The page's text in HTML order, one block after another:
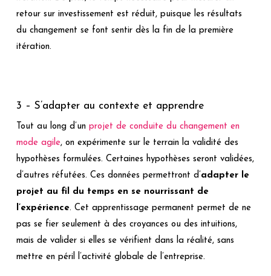
retour sur investissement est réduit, puisque les résultats
du changement se font sentir dès la fin de la première
itération.
3 – S’adapter au contexte et apprendre
Tout au long d’un projet de conduite du changement en
mode agile, on expérimente sur le terrain la validité des
hypothèses formulées. Certaines hypothèses seront validées,
d’autres réfutées. Ces données permettront d’ adapter le
projet au fil du temps en se nourrissant de
l’expérience. Cet apprentissage permanent permet de ne
pas se fier seulement à des croyances ou des intuitions,
mais de valider si elles se vérifient dans la réalité, sans
mettre en péril l’activité globale de l’entreprise.